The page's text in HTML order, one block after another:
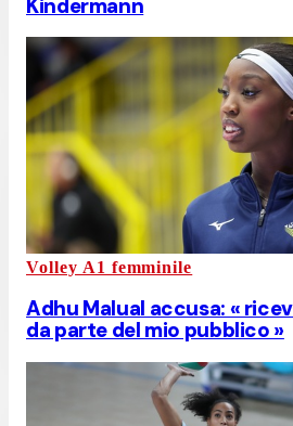
Kindermann
Volley A1 femminile
Adhu Malual accusa: «
da parte del mio pubblico »